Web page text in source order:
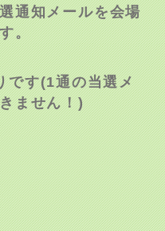
通知メールを会場
。
です(1通の当選メ
ません！)